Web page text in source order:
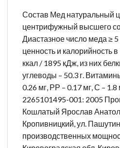
Состав Мед натуральный
центрифужный высшего
Диастазное число меда ≥
ценность и калорийность
ккал / 1895 кДж, из них
углеводы – 50.3 г.
0.26 мг, РР – 0.17 мг, С – 1.8
2265101495-001: 2005
Кошлатый Ярослав
Кропивницкий, ул.
производственных